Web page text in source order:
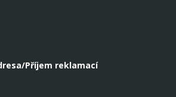
Příjem reklamací